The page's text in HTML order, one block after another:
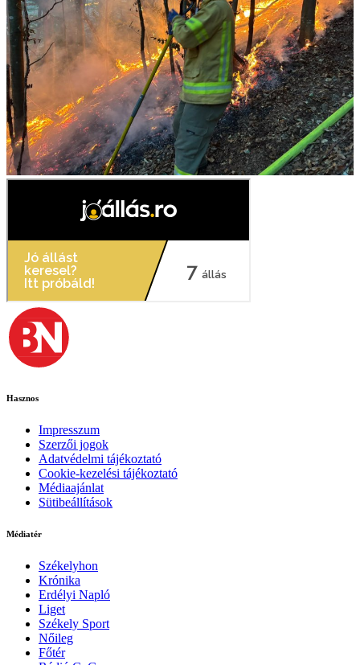
Hasznos
Impresszum
Szerzői jogok
Adatvédelmi tájékoztató
Cookie-kezelési tájékoztató
Médiaajánlat
Sütibeállítások
Médiatér
Székelyhon
Krónika
Erdélyi Napló
Liget
Székely Sport
Nőileg
Főtér